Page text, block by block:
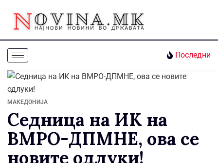
Последни
МАКЕДОНИЈА
Седница на ИК на
ВМРО-ДПМНЕ, ова се
новите одлуки!